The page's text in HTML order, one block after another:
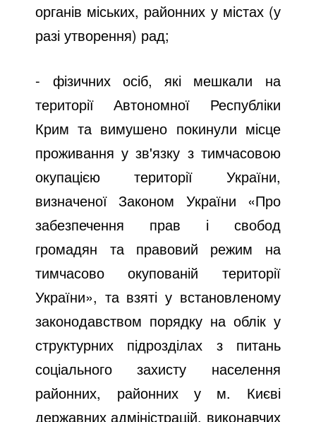
органів міських, районних у містах (у
разі утворення) рад;
- фізичних осіб, які мешкали на
території Автономної Республіки
Крим та вимушено покинули місце
проживання у зв'язку з тимчасовою
окупацією території України,
визначеної Законом України «Про
забезпечення прав і свобод
громадян та правовий режим на
тимчасово окупованій території
України», та взяті у встановленому
законодавством порядку на облік у
структурних підрозділах з питань
соціального захисту населення
районних, районних у м. Києві
державних адміністрацій, виконавчих